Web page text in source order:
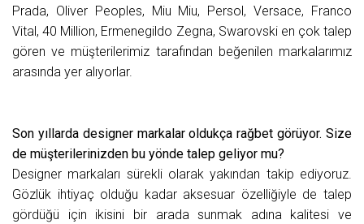
Prada, Oliver Peoples, Miu Miu, Persol, Versace, Franco
Vital, 40 Million, Ermenegildo Zegna, Swarovski en çok talep
gören ve müşterilerimiz tarafından beğenilen markalarımız
arasında yer alıyorlar.
Son yıllarda designer markalar oldukça rağbet görüyor. Size
de müşterilerinizden bu yönde talep geliyor mu?
Designer markaları sürekli olarak yakından takip ediyoruz.
Gözlük ihtiyaç olduğu kadar aksesuar özelliğiyle de talep
gördüğü için ikisini bir arada sunmak adına kalitesi ve